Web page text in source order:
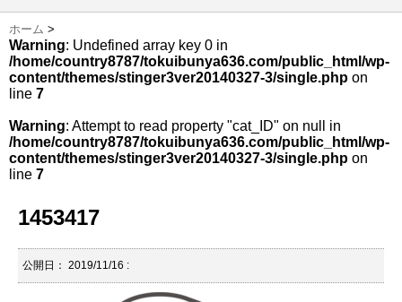
ホーム >
Warning: Undefined array key 0 in
/home/country8787/tokuibunya636.com/public_html/wp-
content/themes/stinger3ver20140327-3/single.php on
line 7
Warning: Attempt to read property "cat_ID" on null in
/home/country8787/tokuibunya636.com/public_html/wp-
content/themes/stinger3ver20140327-3/single.php on
line 7
1453417
公開日： 2019/11/16 :